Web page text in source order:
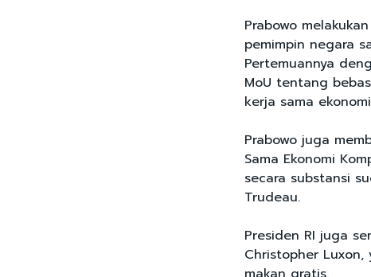
Prabowo
pemimpin negara
Pertemuannya
MoU tentang
kerja sama
Prabowo juga
Sama Ekonomi
secara substansi
Trudeau.
Presiden RI juga
Christopher